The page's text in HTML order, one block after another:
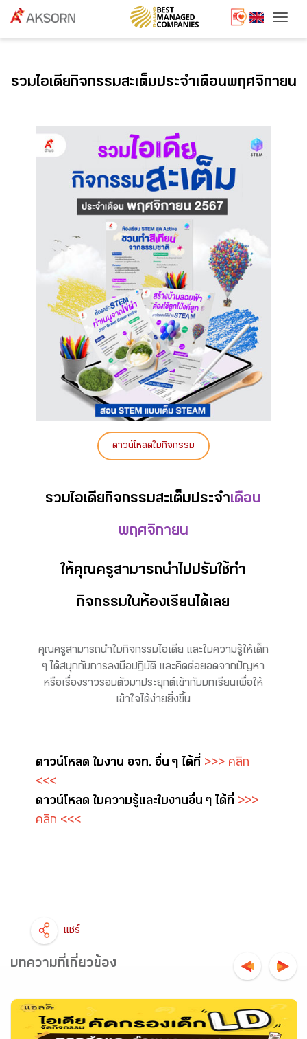
รวมไอเดียกิจกรรมสะเต็มประจำเดือนพฤศจิกายน
ดาวน์โหลดใบกิจกรรม
รวมไอเดียกิจกรรมสะเต็มประจำเดือน
พฤศจิกายน
ให้คุณครูสามารถนำไปปรับใช้ทำ
กิจกรรมในห้องเรียนได้เลย
คุณครูสามารถนำใบกิจกรรมไอเดีย และใบความรู้ให้เด็ก
ๆ ได้สนุกกับการลงมือปฏิบัติ และคิดต่อยอดจากปัญหา
หรือเรื่องราวรอบตัวมาประยุกต์เข้ากับบทเรียนเพื่อให้
เข้าใจได้ง่ายยิ่งขึ้น
ดาวน์โหลด ใบงาน อจท. อื่น ๆ ได้ที่ >>> คลิก
<<<
ดาวน์โหลด ใบความรู้และใบงาน อื่น ๆ ได้ที่ >>>
คลิก <<<
แชร์
บทความที่เกี่ยวข้อง